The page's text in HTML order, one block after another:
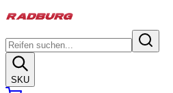
SKU